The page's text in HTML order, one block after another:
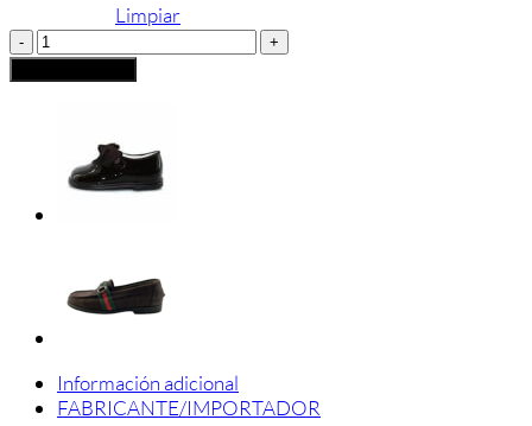
Limpiar
MERCEDITAS
BEBE
ELI
cantidad
Información adicional
FABRICANTE/IMPORTADOR